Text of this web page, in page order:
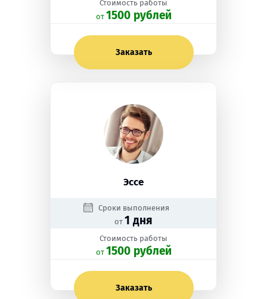
Стоимость работы
oт 1500 рублей
Заказать
Эссе
Сроки выполнения
от 1 дня
Стоимость работы
oт 1500 рублей
Заказать